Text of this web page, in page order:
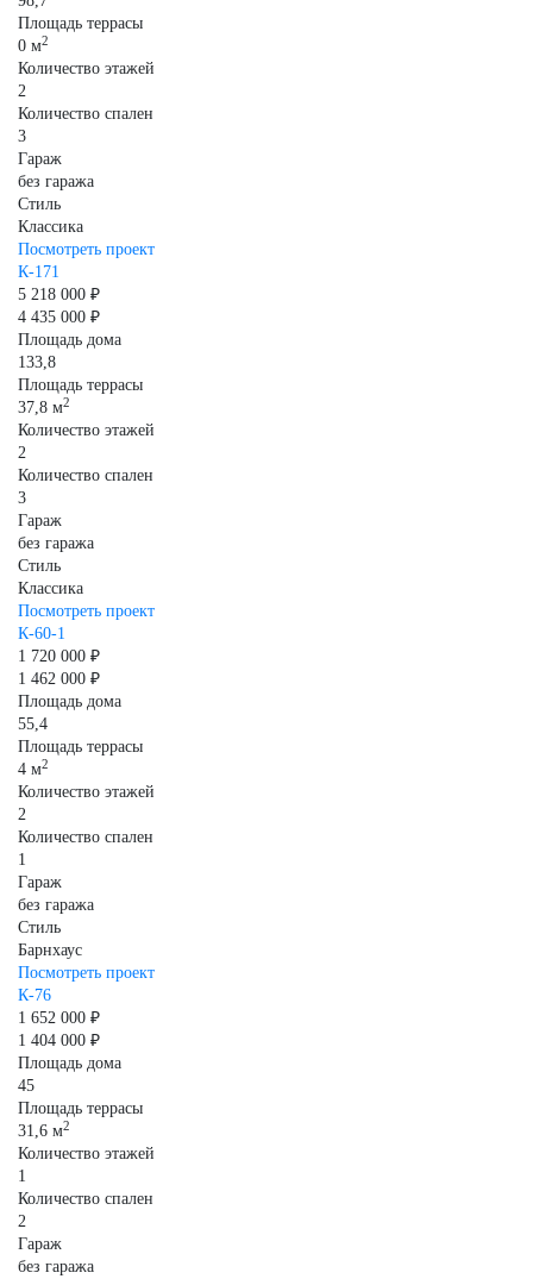
Площадь террасы
0 м2
Количество этажей
2
Количество спален
3
Гараж
без гаража
Стиль
Классика
Посмотреть проект
К-171
5 218 000 ₽
4 435 000 ₽
Площадь дома
133,8
Площадь террасы
37,8 м2
Количество этажей
2
Количество спален
3
Гараж
без гаража
Стиль
Классика
Посмотреть проект
К-60-1
1 720 000 ₽
1 462 000 ₽
Площадь дома
55,4
Площадь террасы
4 м2
Количество этажей
2
Количество спален
1
Гараж
без гаража
Стиль
Барнхаус
Посмотреть проект
К-76
1 652 000 ₽
1 404 000 ₽
Площадь дома
45
Площадь террасы
31,6 м2
Количество этажей
1
Количество спален
2
Гараж
без гаража